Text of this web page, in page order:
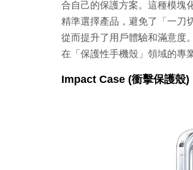
合自己的保護方案。這種模塊
精準選擇產品，避免了「一刀
從而提升了用戶體驗和滿意度
在「保護性手機殼」領域的專
Impact Case (衝擊保護殼)